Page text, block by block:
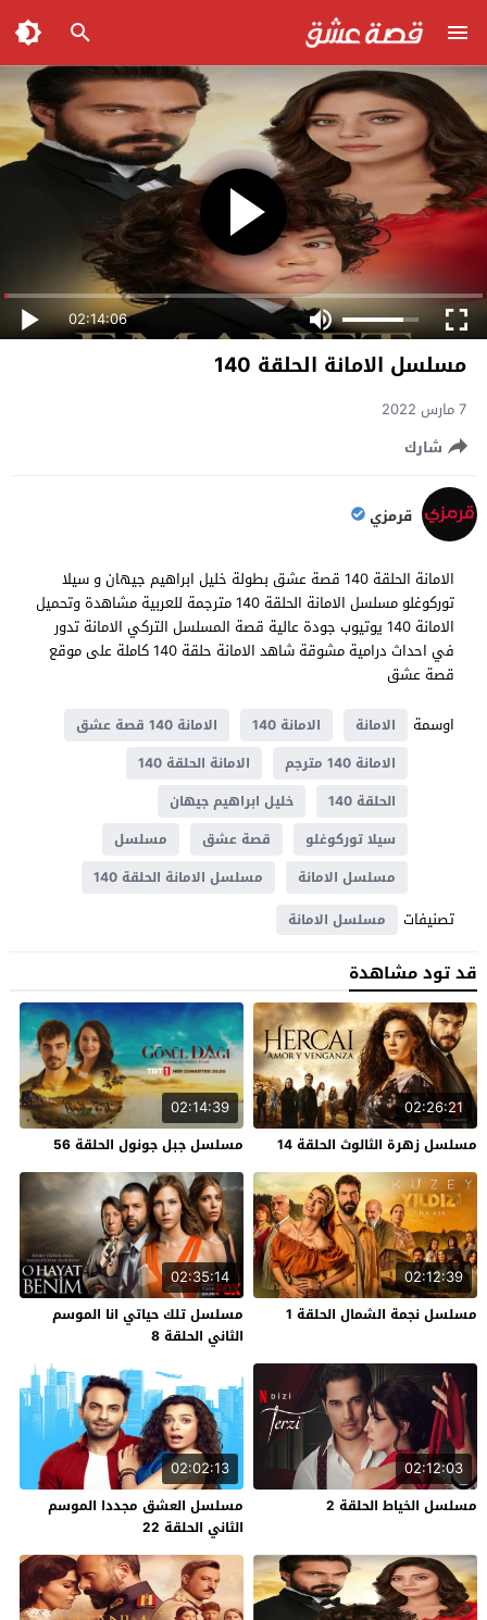
02:14:06
مسلسل الامانة الحلقة 140
7 مارس 2022
شارك
قرمزي
الامانة الحلقة 140 قصة عشق بطولة خليل ابراهيم جيهان و سيلا
توركوغلو مسلسل الامانة الحلقة 140 مترجمة للعربية مشاهدة وتحميل
الامانة 140 يوتيوب جودة عالية قصة المسلسل التركي الامانة تدور
في احداث ​​درامية مشوقة شاهد الامانة حلقة 140 كاملة على موقع
قصة عشق
اوسمة
الامانة الامانة 140
الامانة 140 قصة عشق
الامانة 140 مترجم
الامانة الحلقة 140
الحلقة 140
خليل ابراهيم جيهان
سيلا توركوغلو
قصة عشق
مسلسل
مسلسل الامانة
مسلسل الامانة الحلقة 140
تصنيفات مسلسل الامانة
قد تود مشاهدة
02:26:21
مسلسل زهرة الثالوث الحلقة 14
02:14:39
مسلسل جبل جونول الحلقة 56
02:12:39
مسلسل نجمة الشمال الحلقة 1
02:35:14
مسلسل تلك حياتي انا الموسم
الثاني الحلقة 8
02:12:03
مسلسل الخياط الحلقة 2
02:02:13
مسلسل العشق مجددا الموسم
الثاني الحلقة 22